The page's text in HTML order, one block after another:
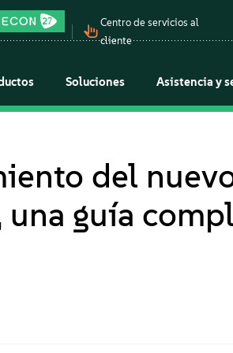
Centro de servicios al
cliente
Soluciones Asistencia y
del
una guía